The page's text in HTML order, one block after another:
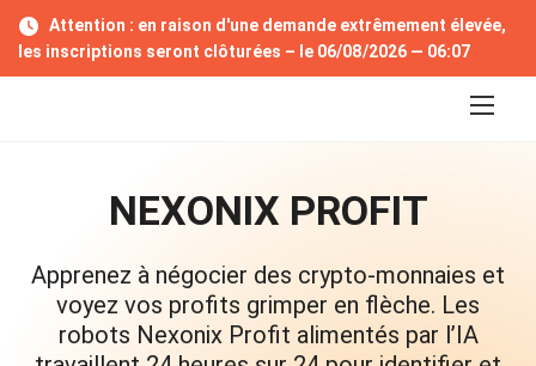
p
Attention : en raison d'une demande extrêmement élevée,
les inscriptions seront clôturées – le 06/08/2026 — 06:06
NEXONIX PROFIT
Apprenez à négocier des crypto-monnaies et
voyez vos profits grimper en flèche. Les
robots Nexonix Profit alimentés par l’IA